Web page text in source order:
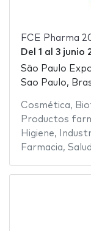
FCE Pharma
Del 1 al 3 junio
São Paulo
Sao Paulo,
Cosmética,
Productos
Higiene,
Farmacia, Salud